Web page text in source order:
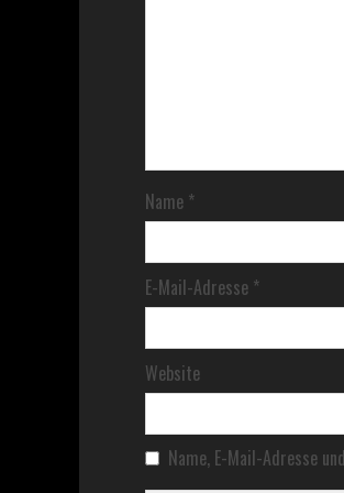
Name *
E-Mail-Adresse *
Website
Name, E-Mail-Adresse